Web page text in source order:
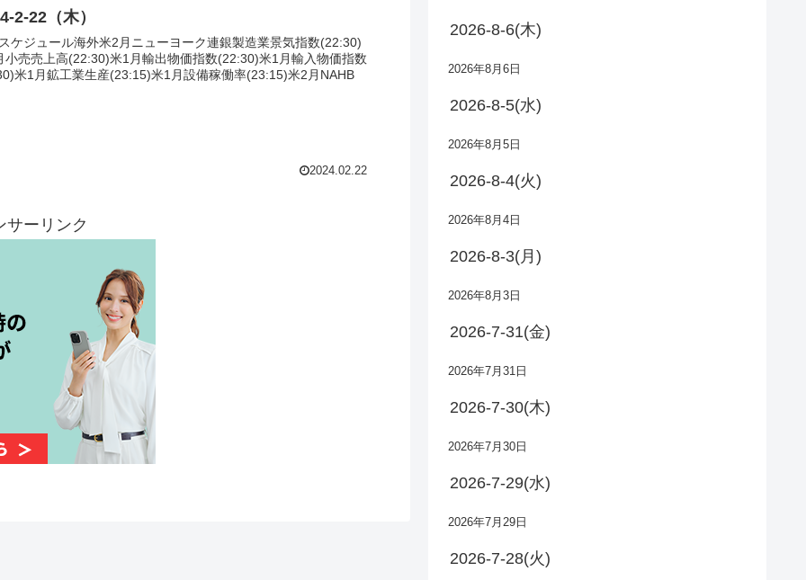
2-22（木）
ケジュール海外米2月ニューヨーク連銀製造業景気指数(22:30)
小売売上高(22:30)米1月輸出物価指数(22:30)米1月輸入物価指数
米1月鉱工業生産(23:15)米1月設備稼働率(23:15)米2月NAHB
2024.02.22
サーリンク
2026-8-6(木)
2026年8月6日
2026-8-5(水)
2026年8月5日
2026-8-4(火)
2026年8月4日
2026-8-3(月)
2026年8月3日
2026-7-31(金)
2026年7月31日
2026-7-30(木)
2026年7月30日
2026-7-29(水)
2026年7月29日
2026-7-28(火)